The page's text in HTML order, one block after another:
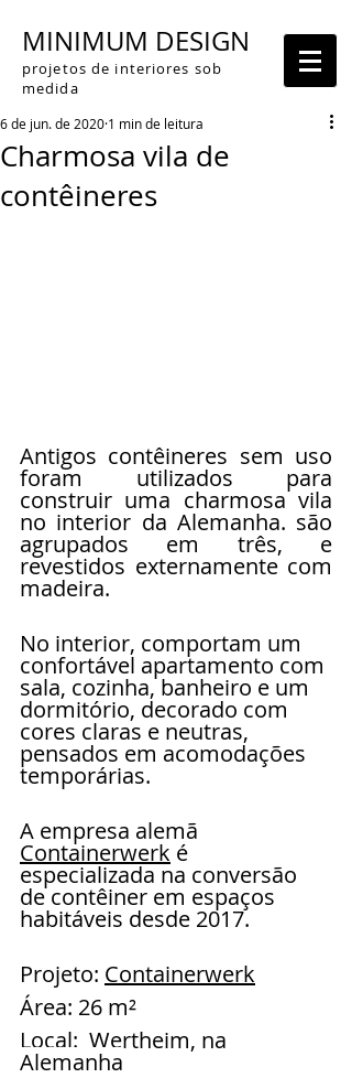
MINIMUM DESIGN
projetos de interiores sob
medida
Charmosa vila de
contêineres
6 de jun. de 2020 1 min de leitura
Antigos contêineres sem uso
foram utilizados para
construir uma charmosa vila
no interior da Alemanha. são
agrupados em três, e
revestidos externamente com
madeira.
No interior, comportam um
confortável apartamento com
sala, cozinha, banheiro e um
dormitório, decorado com
cores claras e neutras,
pensados em acomodações
temporárias.
A empresa alemã
Containerwerk é
especializada na conversão
de contêiner em espaços
habitáveis desde 2017.
Projeto: Containerwerk
Área: 26 m²
Local: Wertheim, na
Alemanha